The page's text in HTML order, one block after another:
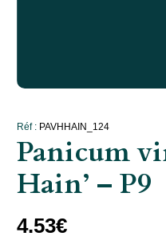
Réf : PAVHHAIN_124
Panicum
Hain’ – P9
4.53€